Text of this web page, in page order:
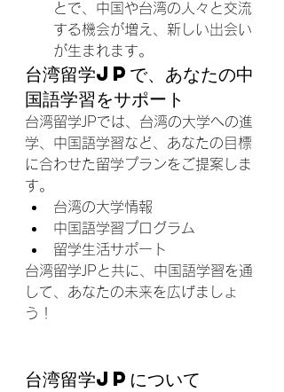
とで、中国や台湾の人々と交流
する機会が増え、新しい出会い
が生まれます。
台湾留学JPで、あなたの中
国語学習をサポート
台湾留学JPでは、台湾の大学への進
学、中国語学習など、あなたの目標
に合わせた留学プランをご提案しま
す。
台湾の大学情報
中国語学習プログラム
留学生活サポート
台湾留学JPと共に、中国語学習を通
して、あなたの未来を広げましょ
う！
台湾留学JPについて